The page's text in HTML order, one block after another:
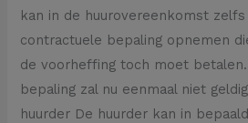
kan in de huurovereenkomst
contractuele bepaling opnemen
de voorheffing toch moet
bepaling zal nu eenmaal niet
huurder De huurder kan in